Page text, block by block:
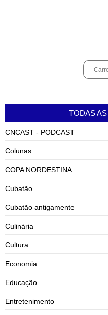
TODAS
CNCAST - PODCAST
Colunas
COPA NORDESTINA
Cubatão
Cubatão antigamente
Culinária
Cultura
Economia
Educação
Entretenimento